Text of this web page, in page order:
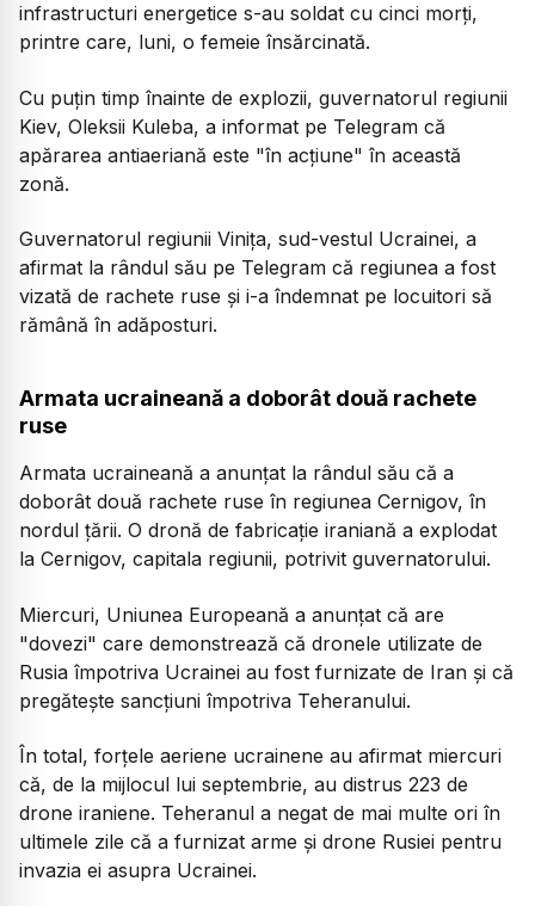
infrastructuri energetice s-au soldat cu cinci morţi,
printre care, luni, o femeie însărcinată.
Cu puţin timp înainte de explozii, guvernatorul regiunii
Kiev, Oleksii Kuleba, a informat pe Telegram că
apărarea antiaeriană este "în acţiune" în această
zonă.
Guvernatorul regiunii Viniţa, sud-vestul Ucrainei, a
afirmat la rândul său pe Telegram că regiunea a fost
vizată de rachete ruse şi i-a îndemnat pe locuitori să
rămână în adăposturi.
Armata ucraineană a doborât două rachete
ruse
Armata ucraineană a anunţat la rândul său că a
doborât două rachete ruse în regiunea Cernigov, în
nordul ţării. O dronă de fabricaţie iraniană a explodat
la Cernigov, capitala regiunii, potrivit guvernatorului.
Miercuri, Uniunea Europeană a anunţat că are
"dovezi" care demonstrează că dronele utilizate de
Rusia împotriva Ucrainei au fost furnizate de Iran şi că
pregăteşte sancţiuni împotriva Teheranului.
În total, forţele aeriene ucrainene au afirmat miercuri
că, de la mijlocul lui septembrie, au distrus 223 de
drone iraniene. Teheranul a negat de mai multe ori în
ultimele zile că a furnizat arme şi drone Rusiei pentru
invazia ei asupra Ucrainei.